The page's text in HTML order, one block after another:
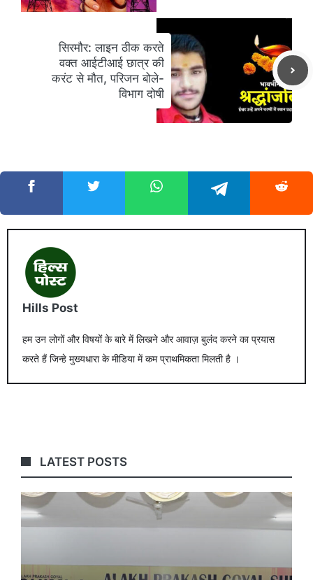
सिरमौर: लाइन ठीक करते
वक्त आईटीआई छात्र की
करंट से मौत, परिजन बोले-
विभाग दोषी
Hills Post
हम उन लोगों और विषयों के बारे में लिखने और आवाज़ बुलंद करने का प्रयास
करते हैं जिन्हे मुख्यधारा के मीडिया में कम प्राथमिकता मिलती है ।
LATEST POSTS